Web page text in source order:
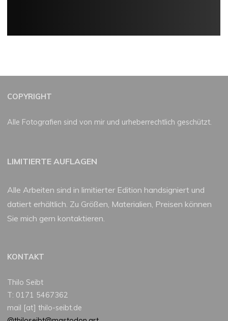
COPYRIGHT
Alle Fotografien sind von mir und urheberrechtlich geschützt.
LIMITIERTE AUFLAGEN
Alle Arbeiten sind in limitierter Edition handsigniert und
datiert erhältlich. Zu Größen, Materialien, Preisen können
Sie mich gern kontaktieren.
KONTAKT
Thilo Seibt
T: 0171 5467362
mail [at] thilo-seibt.de